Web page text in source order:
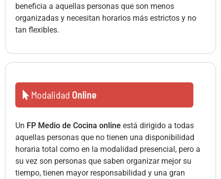
beneficia a aquellas personas que son menos
organizadas y necesitan horarios más estrictos y no
tan flexibles.
Modalidad Online
Un FP Medio de Cocina online está dirigido a todas
aquellas personas que no tienen una disponibilidad
horaria total como en la modalidad presencial, pero a
su vez son personas que saben organizar mejor su
tiempo, tienen mayor responsabilidad y una gran